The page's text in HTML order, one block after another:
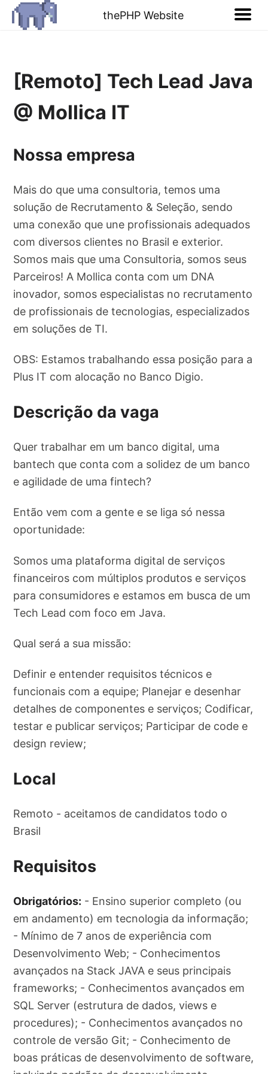
thePHP Website
[Remoto] Tech Lead Java
@ Mollica IT
Nossa empresa
Mais do que uma consultoria, temos uma
solução de Recrutamento & Seleção, sendo
uma conexão que une profissionais adequados
com diversos clientes no Brasil e exterior.
Somos mais que uma Consultoria, somos seus
Parceiros! A Mollica conta com um DNA
inovador, somos especialistas no recrutamento
de profissionais de tecnologias, especializados
em soluções de TI.
OBS: Estamos trabalhando essa posição para a
Plus IT com alocação no Banco Digio.
Descrição da vaga
Quer trabalhar em um banco digital, uma
bantech que conta com a solidez de um banco
e agilidade de uma fintech?
Então vem com a gente e se liga só nessa
oportunidade:
Somos uma plataforma digital de serviços
financeiros com múltiplos produtos e serviços
para consumidores e estamos em busca de um
Tech Lead com foco em Java.
Qual será a sua missão:
Definir e entender requisitos técnicos e
funcionais com a equipe; Planejar e desenhar
detalhes de componentes e serviços; Codificar,
testar e publicar serviços; Participar de code e
design review;
Local
Remoto - aceitamos de candidatos todo o
Brasil
Requisitos
Obrigatórios: - Ensino superior completo (ou
em andamento) em tecnologia da informação;
- Mínimo de 7 anos de experiência com
Desenvolvimento Web; - Conhecimentos
avançados na Stack JAVA e seus principais
frameworks; - Conhecimentos avançados em
SQL Server (estrutura de dados, views e
procedures); - Conhecimentos avançados no
controle de versão Git; - Conhecimento de
boas práticas de desenvolvimento de software,